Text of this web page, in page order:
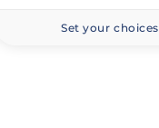
Set your choices